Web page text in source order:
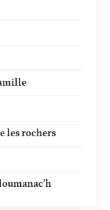
les rochers